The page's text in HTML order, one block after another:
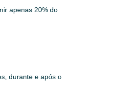
apenas 20% do
durante e após o